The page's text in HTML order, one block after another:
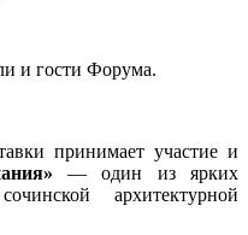
и гости Форума.
принимает участие и
— один из ярких
архитектурной